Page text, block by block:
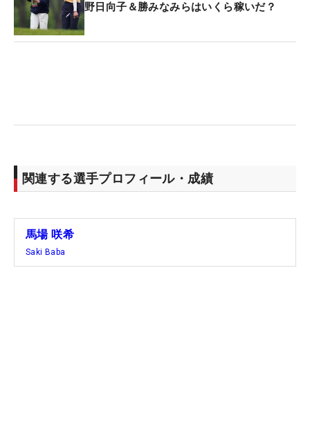
それでも、先週は初日にティショットが乱れるなか
で、「体の動きを捕まり系のほうに変えた」と修正
たい」と、3週後に迫るメジャーへの切符を手繰り
寄せに行く。（文・齊藤啓介）
野日向子＆勝みなみらはいくら稼いだ？
関連する選手プロフィール・成績
馬場 咲希
Saki Baba